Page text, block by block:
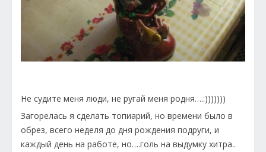
Не судите меня люди, не ругай меня родня….:)))))))
Загорелась я сделать топиарий, но времени было в
обрез, всего неделя до дня рождения подруги, и
каждый день на работе, но….голь на выдумку хитра..